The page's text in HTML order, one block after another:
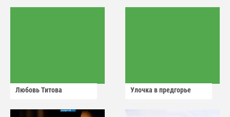
Любовь Титова Улочка в предгорье